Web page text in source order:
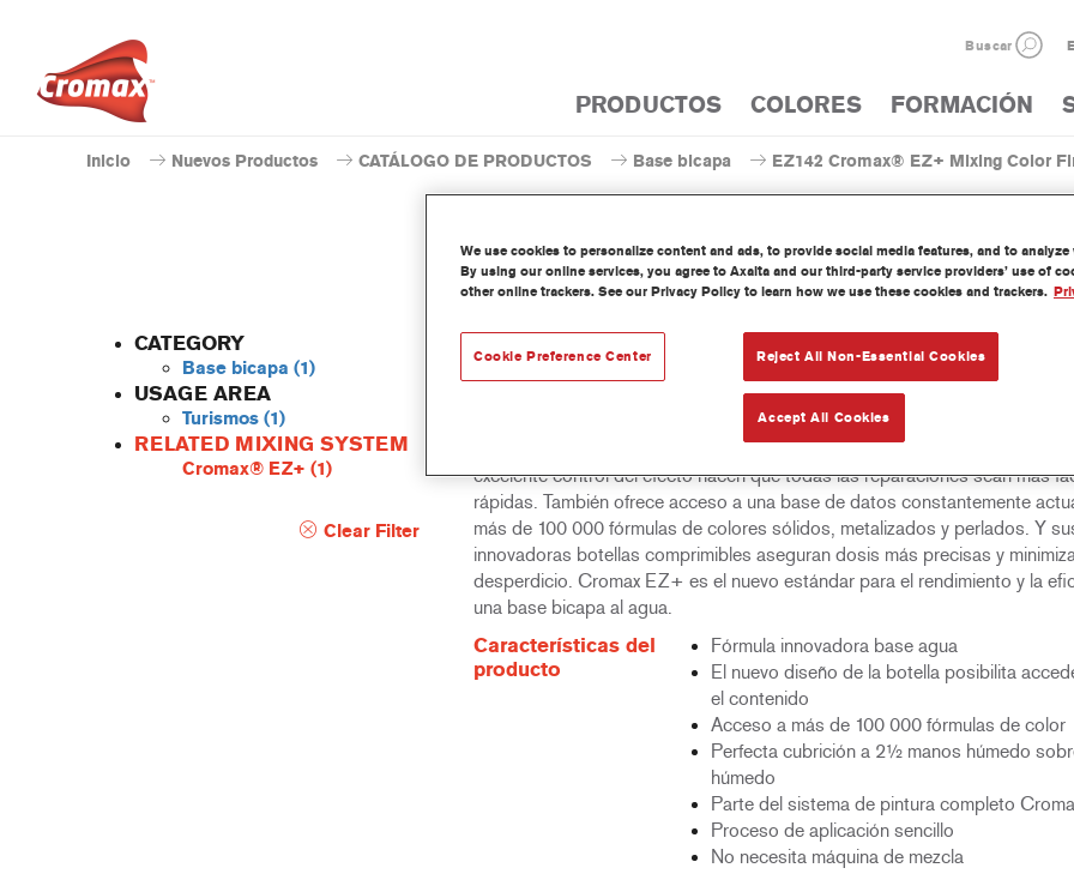
Buscar
PRODUCTOS COLORES FORMACIÓN
Inicio Nuevos Productos CATÁLOGO DE PRODUCTOS Base bicapa EZ142 Cromax® EZ+ Mixing Color
CATEGORY
Base bicapa (1)
USAGE AREA
Turismos (1)
RELATED MIXING SYSTEM
Cromax® EZ+ (1)
Clear Filter
EZ142 Cromax® EZ+
Una base bicapa fácil de utilizar, húmedo sobre húmedo, para un excelente
rendimiento de color, versatilidad y valor. Buena cubrición, fácil difuminado y
excelente control del efecto hacen que todas las reparaciones sean más
rápidas. También ofrece acceso a una base de datos constantemente
más de 100 000 fórmulas de colores sólidos, metalizados y perlados. Y
innovadoras botellas comprimibles aseguran dosis más precisas y
desperdicio. Cromax EZ+ es el nuevo estándar para el rendimiento y la
una base bicapa al agua.
Características del
producto
Fórmula innovadora base agua
El nuevo diseño de la botella posibilita
el contenido
Acceso a más de 100 000 fórmulas de color
Perfecta cubrición a 2½ manos húmedo
húmedo
Parte del sistema de pintura completo
Proceso de aplicación sencillo
No necesita máquina de mezcla
We use cookies to personalize content and ads, to provide social media features, and to
By using our online services, you agree to Axalta and our third-party service providers’ use of
other online trackers. See our Privacy Policy to learn how we use these cookies and trackers.
Reject All Non-Essential Cookies
Accept All Cookies
Cookie Preference Center